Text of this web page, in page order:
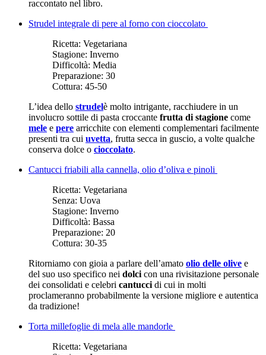
raccontato nel libro.
Strudel integrale di pere al forno con cioccolato
Ricetta: Vegetariana
Stagione: Inverno
Difficoltà: Media
Preparazione: 30
Cottura: 45-50
L’idea dello strudelè molto intrigante, racchiudere in un
involucro sottile di pasta croccante frutta di stagione come
mele e pere arricchite con elementi complementari facilmente
presenti tra cui uvetta, frutta secca in guscio, a volte qualche
conserva dolce o cioccolato.
Cantucci friabili alla cannella, olio d’oliva e pinoli
Ricetta: Vegetariana
Senza: Uova
Stagione: Inverno
Difficoltà: Bassa
Preparazione: 20
Cottura: 30-35
Ritorniamo con gioia a parlare dell’amato olio delle olive e
del suo uso specifico nei dolci con una rivisitazione personale
dei consolidati e celebri cantucci di cui in molti
proclameranno probabilmente la versione migliore e autentica
da tradizione!
Torta millefoglie di mela alle mandorle
Ricetta: Vegetariana